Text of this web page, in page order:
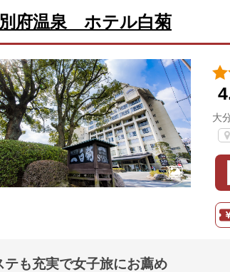
別府温泉 ホテル白菊
大
テも充実で女子旅にお薦め